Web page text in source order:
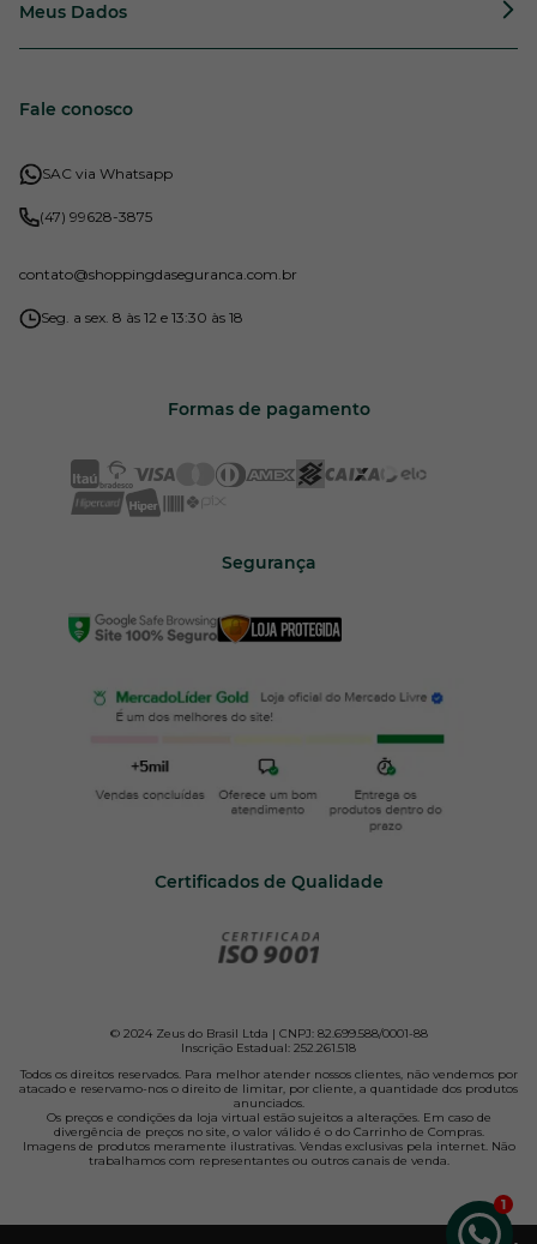
Meus Dados
Fale conosco
SAC via Whatsapp
(47) 99628-3875
contato@shoppingdaseguranca.com.br
Seg. a sex. 8 às 12 e 13:30 às 18
Formas de pagamento
Segurança
Certificados de Qualidade
© 2024 Zeus do Brasil Ltda | CNPJ: 82.699.588/0001-88
Inscrição Estadual: 252.261.518
Todos os direitos reservados. Para melhor atender nossos clientes, não vendemos por
atacado e reservamo-nos o direito de limitar, por cliente, a quantidade dos produtos
anunciados.
Os preços e condições da loja virtual estão sujeitos a alterações. Em caso de
divergência de preços no site, o valor válido é o do Carrinho de Compras.
Imagens de produtos meramente ilustrativas. Vendas exclusivas pela internet. Não
trabalhamos com representantes ou outros canais de venda.